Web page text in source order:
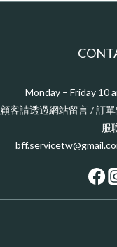
Monday – Friday 10
顧客請透過網站留言 / 訂
服